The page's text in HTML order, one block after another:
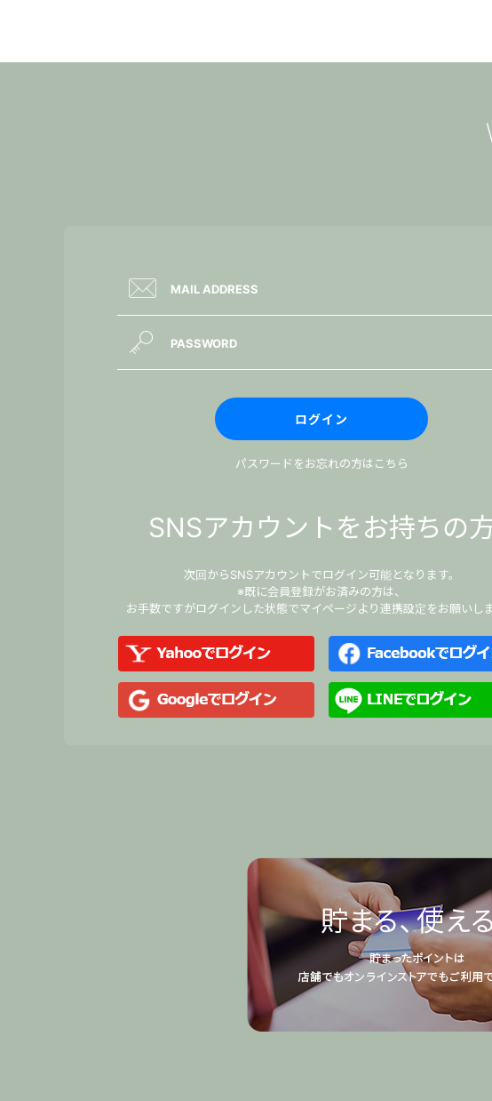
パスワードをお忘れの方はこちら
SNSアカウントをお持ちの
次回からSNSアカウントでログイン可能となります。
※既に会員登録がお済みの方は、
お手数ですがログインした状態でマイページより連携設定をお願いしま